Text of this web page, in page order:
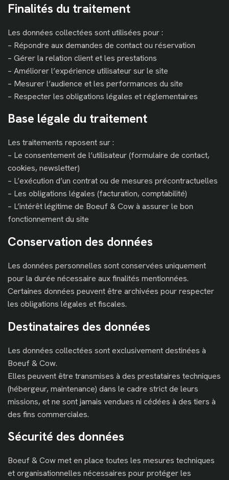
Finalités du traitement
Les données collectées sont utilisées pour :
– Répondre aux demandes de contact ou réservation
– Gérer la relation client et les prestations
– Améliorer l’expérience utilisateur sur le site
– Mesurer l’audience et les performances du site
– Respecter les obligations légales et réglementaires
Base légale du traitement
Les traitements reposent sur :
– Le consentement de l’utilisateur (formulaire de contact,
cookies, newsletter)
– L’exécution d’un contrat ou de mesures précontractuelles
– Les obligations légales (facturation, comptabilité)
– L’intérêt légitime de Boeuf & Cow à assurer le bon
fonctionnement du site
Conservation des données
Les données personnelles sont conservées uniquement
pour la durée nécessaire aux finalités mentionnées.
Certaines données peuvent être archivées pour respecter
les obligations légales et fiscales.
Destinataires des données
Les données collectées sont exclusivement destinées à
Boeuf & Cow.
Elles peuvent être transmises à des prestataires techniques
(hébergeur, maintenance) dans le cadre strict de leurs
missions, et ne sont jamais vendues ni cédées à des tiers à
des fins commerciales.
Sécurité des données
Boeuf & Cow met en place toutes les mesures techniques
et organisationnelles nécessaires pour protéger les